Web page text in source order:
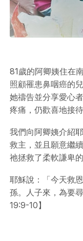
81歲的阿卿姨住在
照顧罹患鼻咽癌的
她禱告並分享愛心
疼痛，仍歡喜地接
我們向阿卿姨介紹
救主，並且願意繼
祂拯救了柔軟謙卑
耶穌說：「今天救
孫。人子來，為要
19:9-10】